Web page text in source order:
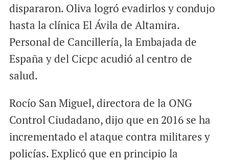
dispararon. Oliva logró evadirlos y condujo
hasta la clínica El Ávila de Altamira.
Personal de Cancillería, la Embajada de
España y del Cicpc acudió al centro de
salud.
Rocío San Miguel, directora de la ONG
Control Ciudadano, dijo que en 2016 se ha
incrementado el ataque contra militares y
policías. Explicó que en principio la